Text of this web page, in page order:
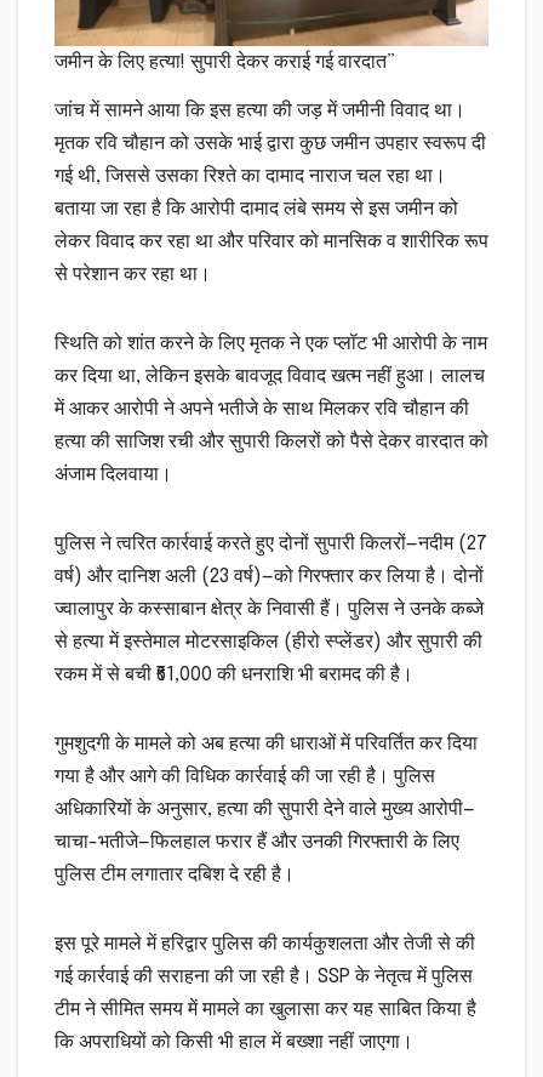
जमीन के लिए हत्या! सुपारी देकर कराई गई वारदात”
जांच में सामने आया कि इस हत्या की जड़ में जमीनी विवाद था।
मृतक रवि चौहान को उसके भाई द्वारा कुछ जमीन उपहार स्वरूप दी
गई थी, जिससे उसका रिश्ते का दामाद नाराज चल रहा था।
बताया जा रहा है कि आरोपी दामाद लंबे समय से इस जमीन को
लेकर विवाद कर रहा था और परिवार को मानसिक व शारीरिक रूप
से परेशान कर रहा था।
स्थिति को शांत करने के लिए मृतक ने एक प्लॉट भी आरोपी के नाम
कर दिया था, लेकिन इसके बावजूद विवाद खत्म नहीं हुआ। लालच
में आकर आरोपी ने अपने भतीजे के साथ मिलकर रवि चौहान की
हत्या की साजिश रची और सुपारी किलरों को पैसे देकर वारदात को
अंजाम दिलवाया।
पुलिस ने त्वरित कार्रवाई करते हुए दोनों सुपारी किलरों—नदीम (27
वर्ष) और दानिश अली (23 वर्ष)—को गिरफ्तार कर लिया है। दोनों
ज्वालापुर के कस्साबान क्षेत्र के निवासी हैं। पुलिस ने उनके कब्जे
से हत्या में इस्तेमाल मोटरसाइकिल (हीरो स्प्लेंडर) और सुपारी की
रकम में से बची ₹61,000 की धनराशि भी बरामद की है।
गुमशुदगी के मामले को अब हत्या की धाराओं में परिवर्तित कर दिया
गया है और आगे की विधिक कार्रवाई की जा रही है। पुलिस
अधिकारियों के अनुसार, हत्या की सुपारी देने वाले मुख्य आरोपी—
चाचा-भतीजे—फिलहाल फरार हैं और उनकी गिरफ्तारी के लिए
पुलिस टीम लगातार दबिश दे रही है।
इस पूरे मामले में हरिद्वार पुलिस की कार्यकुशलता और तेजी से की
गई कार्रवाई की सराहना की जा रही है। SSP के नेतृत्व में पुलिस
टीम ने सीमित समय में मामले का खुलासा कर यह साबित किया है
कि अपराधियों को किसी भी हाल में बख्शा नहीं जाएगा।